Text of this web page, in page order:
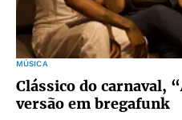
MÚSICA
Clássico do carnaval,
versão em bregafunk